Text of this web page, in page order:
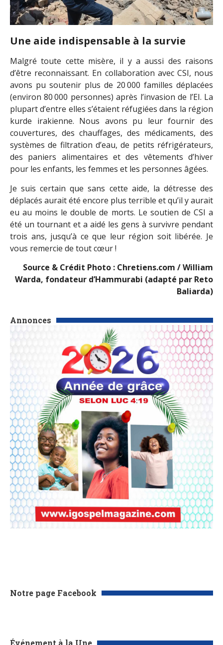
Annonces
Notre page Facebook
Événement à la Une
Une aide indispensable à la survie
Malgré toute cette misère, il y a aussi des raisons
d’être reconnaissant. En collaboration avec CSI, nous
avons pu soutenir plus de 20 000 familles déplacées
(environ 80 000 personnes) après l’invasion de l’EI. La
plupart d’entre elles s’étaient réfugiées dans la région
kurde irakienne. Nous avons pu leur fournir des
couvertures, des chauffages, des médicaments, des
systèmes de filtration d’eau, de petits réfrigérateurs,
des paniers alimentaires et des vêtements d’hiver
pour les enfants, les femmes et les personnes âgées.
Je suis certain que sans cette aide, la détresse des
déplacés aurait été encore plus terrible et qu’il y aurait
eu au moins le double de morts. Le soutien de CSI a
été un tournant et a aidé les gens à survivre pendant
trois ans, jusqu’à ce que leur région soit libérée. Je
vous remercie de tout cœur !
Source & Crédit Photo : Chretiens.com / William
Warda, fondateur d’Hammurabi (adapté par Reto
Baliarda)